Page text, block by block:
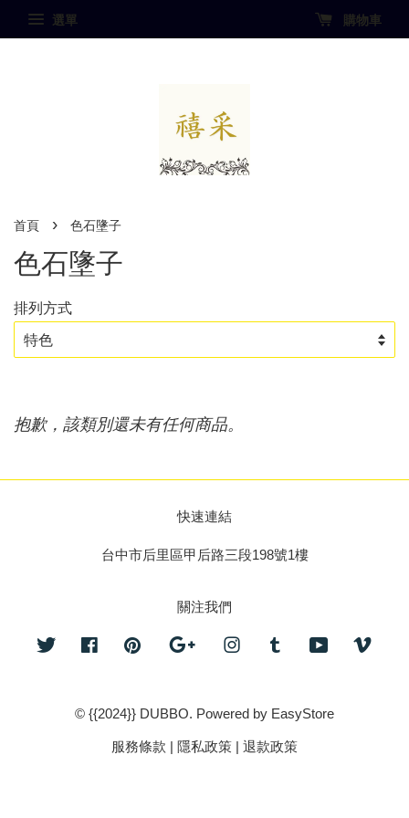
選單 購物車
首頁 › 色石墬子
色石墬子
排列方式
抱歉，該類別還未有任何商品。
快速連結
台中市后里區甲后路三段198號1樓
關注我們
Twitter FacebookPinterest Google InstagramTumblr YouTube
© {{2024}} DUBBO. Powered by EasyStore
服務條款 | 隱私政策 | 退款政策